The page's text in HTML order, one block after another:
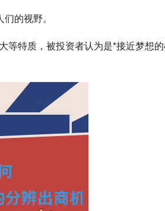
的视野。
等特质，被投资者认为是*接近梦想